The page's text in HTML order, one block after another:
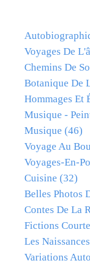
Voyages De
Chemins De
Botanique De
Hommages Et
Musique -
Musique (46)
Voyage Au
Voyages-En-
Cuisine (32)
Belles Photos
Contes De La
Fictions
Les
Variations